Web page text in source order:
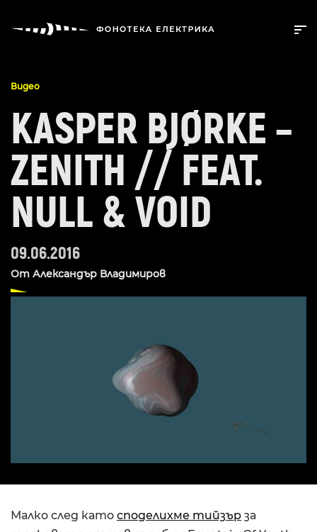
Видео
KASPER BJØRKE –
ZENITH // FEAT.
NULL & VOID
09.06.2016
От Александър Владимиров
Малко след като споделихме тийзър за